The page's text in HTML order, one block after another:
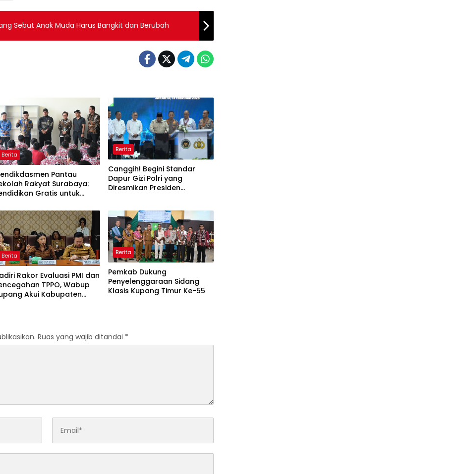
Sebut Anak Muda Harus Bangkit dan Berubah
Berita
Pantau
Rakyat Surabaya:
Gratis untuk
Berita
Canggih! Begini Standar
Dapur Gizi Polri yang
Diresmikan Presiden
Berita
Rakor Evaluasi PMI dan
TPPO, Wabup
Akui Kabupaten
Berita
Pemkab Dukung
Penyelenggaraan Sidang
Klasis Kupang Timur Ke-55
Ruas yang wajib ditandai *